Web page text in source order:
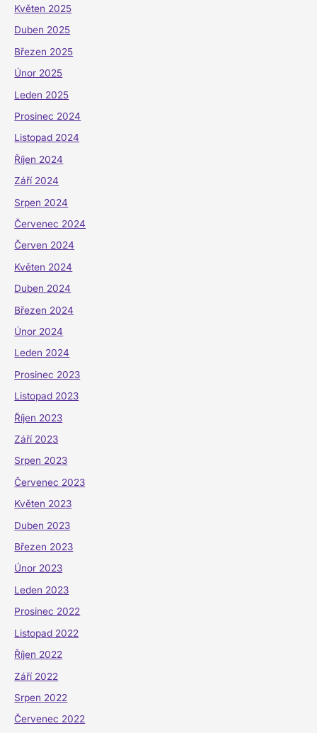
Květen 2025
Duben 2025
Březen 2025
Únor 2025
Leden 2025
Prosinec 2024
Listopad 2024
Říjen 2024
Září 2024
Srpen 2024
Červenec 2024
Červen 2024
Květen 2024
Duben 2024
Březen 2024
Únor 2024
Leden 2024
Prosinec 2023
Listopad 2023
Říjen 2023
Září 2023
Srpen 2023
Červenec 2023
Květen 2023
Duben 2023
Březen 2023
Únor 2023
Leden 2023
Prosinec 2022
Listopad 2022
Říjen 2022
Září 2022
Srpen 2022
Červenec 2022